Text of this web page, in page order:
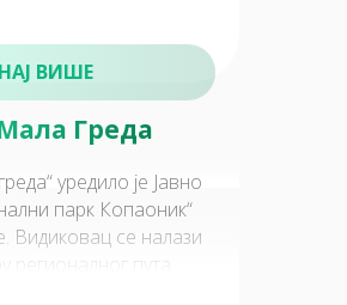
ВИШЕ
Греда
уредило је Јавно
парк Копаоник“
Видиковац се налази
регионалног пута